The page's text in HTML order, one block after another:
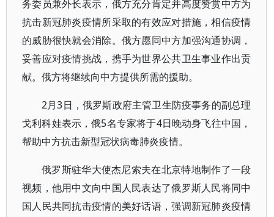
务委员兼外长表示，俄方充分肯定并高度赞赏中方为
抗击新冠肺炎疫情所采取的有效应对措施，相信疫情
的威胁很快就会消除。俄方愿同中方加强沟通协调，
妥善应对疫情挑战，携手为世界公共卫生事业作出贡
献。俄方将继续向中方提供所需的援助。
2月3日，俄罗斯政府主管卫生防疫事务的副总理
戈利科娃表示，俄5名专家将于4日晚动身飞往中国，
帮助中方抗击新型冠状病毒肺炎疫情。
俄罗斯驻华大使杰尼索夫在北京特地制作了一段
视频，他用中文向中国人民表达了俄罗斯人民将同中
国人民共同抗击疫情的美好话语，强调新冠肺炎疫情